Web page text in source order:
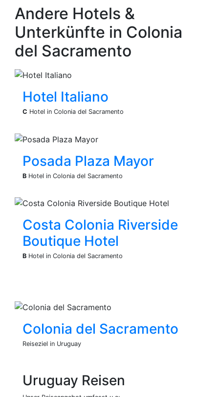
Andere Hotels &
Unterkünfte in Colonia
del Sacramento
Hotel Italiano
C Hotel in Colonia del Sacramento
Posada Plaza Mayor
B Hotel in Colonia del Sacramento
Costa Colonia Riverside
Boutique Hotel
B Hotel in Colonia del Sacramento
Colonia del Sacramento
Reiseziel in Uruguay
Uruguay Reisen